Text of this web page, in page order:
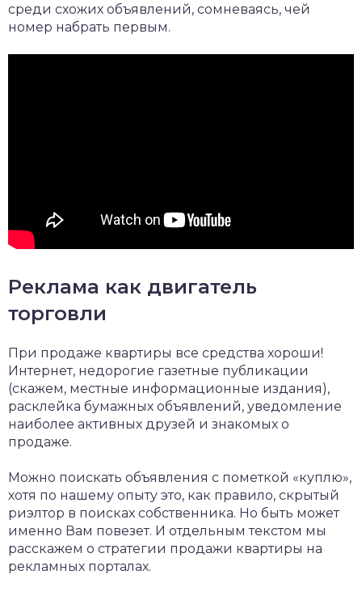
среди схожих объявлений, сомневаясь, чей
номер набрать первым.
Реклама как двигатель
торговли
При продаже квартиры все средства хороши!
Интернет, недорогие газетные публикации
(скажем, местные информационные издания),
расклейка бумажных объявлений, уведомление
наиболее активных друзей и знакомых о
продаже.
Можно поискать объявления с пометкой «куплю»,
хотя по нашему опыту это, как правило, скрытый
риэлтор в поисках собственника. Но быть может
именно Вам повезет. И отдельным текстом мы
расскажем о стратегии продажи квартиры на
рекламных порталах.